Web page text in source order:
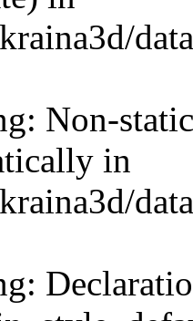
Non-
in